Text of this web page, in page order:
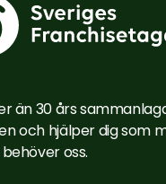
än 30 års
och hjälper dig som
oss.